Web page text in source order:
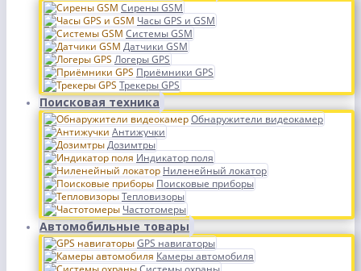
Сирены GSM
Часы GPS и GSM
Системы GSM
Датчики GSM
Логеры GPS
Приёмники GPS
Трекеры GPS
Поисковая техника
Обнаружители видеокамер
Антижучки
Дозимтры
Индикатор поля
Ниленейный локатор
Поисковые приборы
Тепловизоры
Частотомеры
Автомобильные товары
GPS навигаторы
Камеры автомобиля